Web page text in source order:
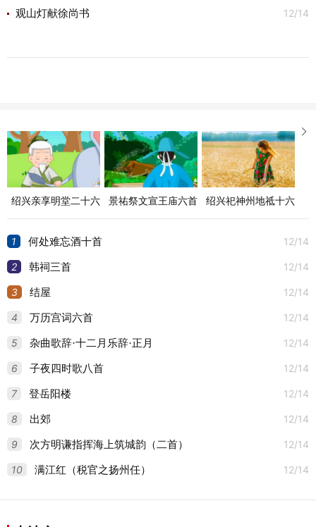
12/14
观山灯献徐尚书

绍兴亲享明堂二十六
首
景祐祭文宣王庙六首
绍兴祀神州地祗十六
首
1 12/14
何处难忘酒十首
2 12/14
韩祠三首
3 12/14
结屋
4 12/14
万历宫词六首
5 12/14
杂曲歌辞·十二月乐辞·正月
6 12/14
子夜四时歌八首
7 12/14
登岳阳楼
8 12/14
出郊
9 12/14
次方明谦指挥海上筑城韵（二首）
10 12/14
满江红（税官之扬州任）